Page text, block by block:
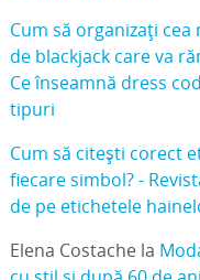
Cum să organizați
de blackjack care va
Ce înseamnă dress
tipuri
Cum să citești corect
fiecare simbol? -
de pe etichetele
Elena Costachela